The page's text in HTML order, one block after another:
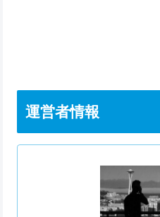
運営者情報